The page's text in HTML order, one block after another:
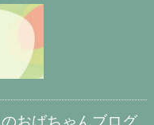
おばちゃんブログ